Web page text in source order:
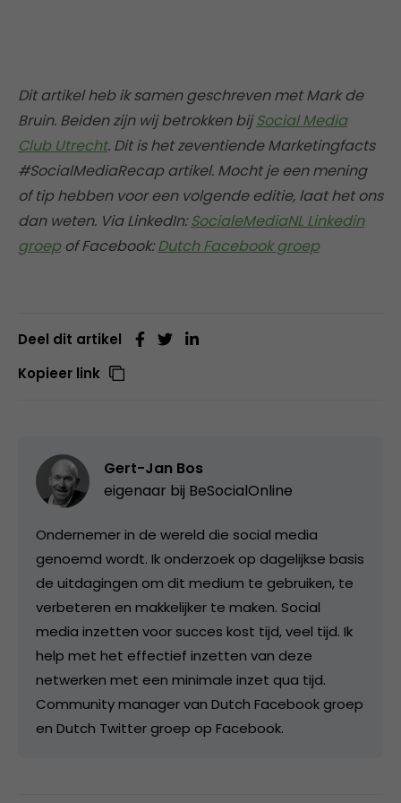
Dit artikel heb ik samen geschreven met Mark de
Bruin. Beiden zijn wij betrokken bijSocial Media
Club Utrecht. Dit is het zeventiende Marketingfacts
#SocialMediaRecap artikel. Mocht je een mening
of tip hebben voor een volgende editie, laat het ons
dan weten. Via LinkedIn:SocialeMediaNL Linkedin
groepof Facebook:Dutch Facebook groep
Deel dit artikel
Kopieer link
Gert-Jan Bos
eigenaar bij BeSocialOnline
Ondernemer in de wereld die social media
genoemd wordt. Ik onderzoek op dagelijkse basis
de uitdagingen om dit medium te gebruiken, te
verbeteren en makkelijker te maken. Social
media inzetten voor succes kost tijd, veel tijd. Ik
help met het effectief inzetten van deze
netwerken met een minimale inzet qua tijd.
Community manager van Dutch Facebook groep
en Dutch Twitter groep op Facebook.